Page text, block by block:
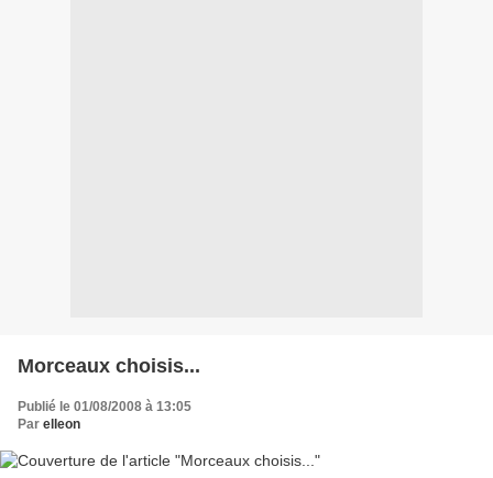
Morceaux choisis...
Publié le 01/08/2008 à 13:05
Par elleon